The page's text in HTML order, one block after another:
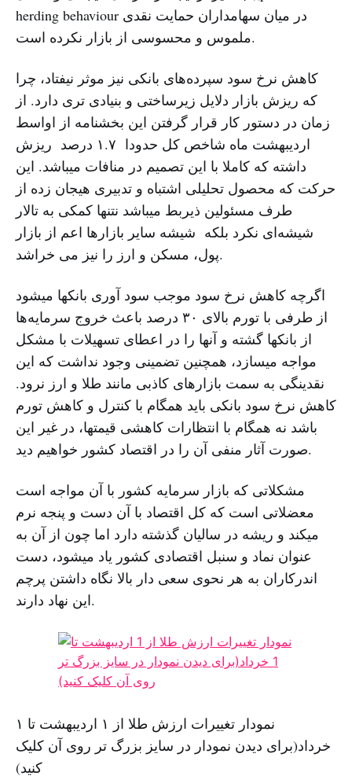
herding behaviour در میان سهامداران حمایت نقدی
ملموس و محسوسی از بازار نکردە است.
کاهش نرخ سود سپردەهای بانکی نیز موثر نیفتاد، چرا
کە ریزش بازار دلایل زیرساختی و بنیادی تری دارد. از
زمان در دستور کار قرار گرفتن این بخشنامە از اواسط
اردیبهشت ماه شاخص کل حدودا ١.٧ درصد ریزش
داشتە کە کاملا با این تصمیم در منافات میباشد. این
حرکت کە محصول تحلیلی اشتباه و تدبیری هیجان زدە از
طرف مسئولین ذیربط میباشد نتنها کمکی بە تالار
شیشەای نکرد بلکە شیشە سایر بازارها اعم از بازار
پول، مسکن و ارز را نیز می خراشد.
اگرچە کاهش نرخ سود موجب سود آوری بانکها میشود
از طرفی با تورم بالای ٣٠ درصد باعث خروج سرمایەها
از بانکها گشتە و آنها را در اعطای تسهیلات با مشکل
مواجە میسازد، همچنین تضمینی وجود نداشت کە این
نقدینگی بە سمت بازارهای کاذبی مانند طلا و ارز نرود.
کاهش نرخ سود بانکی باید همگام با کنترل و کاهش تورم
باشد نە همگام با انتظارات کاهشی قیمتها، در غیر این
صورت آثار منفی آن را در اقتصاد کشور خواهیم دید.
مشکلاتی کە بازار سرمایە کشور با آن مواجه است
معضلاتی است کە کل اقتصاد با آن دست و پنجە نرم
میکند و ریشە در سالیان گذشتە دارد اما چون از آن بە
عنوان نماد و سنبل اقتصادی کشور یاد میشود، دست
اندرکاران بە هر نحوی سعی دار بالا نگاه داشتن پرچم
این نهاد دارند.
نمودار تغییرات ارزش طلا از ۱ اردیبهشت تا ۱
خرداد(برای دیدن نمودار در سایز بزرگ تر روی آن کلیک
کنید)